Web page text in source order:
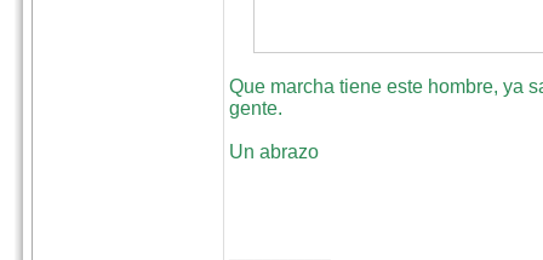
Que marcha tiene este hombre, ya
gente.
Un abrazo